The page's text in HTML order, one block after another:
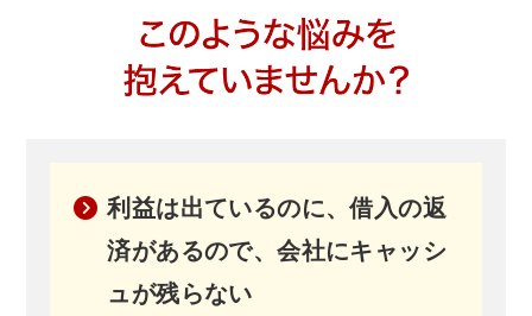
利益は出ているのに、借入の返
済があるので、会社にキャッシ
ュが残らない